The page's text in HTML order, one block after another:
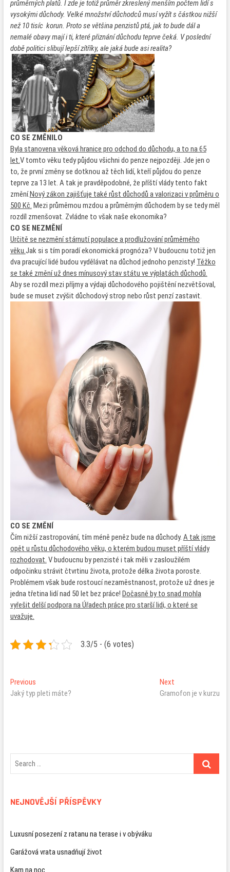
průměrných platů. I zde je totiž průměr zkreslený menším počtem lidí s
vysokými důchody. Velké množství důchodců musí vyžít s částkou nižší
než 10 tisíc korun. Proto se většina penzistů ptá, jak to bude dál a
nemalé obavy mají i ti, které přiznání důchodu teprve čeká. V poslední
době politici slibují lepší zítříky, ale jaká bude asi realita?
CO SE ZMĚNILO
Byla stanovena věková hranice pro odchod do důchodu, a to na 65
let.V tomto věku tedy půjdou všichni do penze nejpozději. Jde jen o
to, že první změny se dotknou až těch lidí, kteří půjdou do penze
teprve za 13 let. A tak je pravděpodobné, že příští vlády tento fakt
změní.Nový zákon zajišťuje také růst důchodů a valorizaci v průměru o
500 Kč. Mezi průměrnou mzdou a průměrným důchodem by se tedy měl
rozdíl zmenšovat. Zvládne to však naše ekonomika?
CO SE NEZMĚNÍ
Určitě se nezmění stárnutí populace a prodlužování průměrného
věku.Jak si s tím poradí ekonomická prognóza? V budoucnu totiž jen
dva pracující lidé budou vydělávat na důchod jednoho penzisty! Těžko
se také změní už dnes mínusový stav státu ve výplatách důchodů.
Aby se rozdíl mezi příjmy a výdaji důchodového pojištění nezvětšoval,
bude se muset zvýšit důchodový strop nebo růst penzí zastavit.
CO SE ZMĚNÍ
Čím nižší zastropování, tím méně peněz bude na důchody. A tak jsme
opět u růstu důchodového věku, o kterém budou muset příští vlády
rozhodovat. V budoucnu by penzisté i tak měli v zasloužilém
odpočinku strávit čtvrtinu života, protože délka života poroste.
Problémem však bude rostoucí nezaměstnanost, protože už dnes je
jedna třetina lidí nad 50 let bez práce! Dočasně by to snad mohla
vyřešit delší podpora na Úřadech práce pro starší lidi, o které se
uvažuje.
3.3/5 - (6 votes)
Navigace
pro
PreviousPrevious
post:
Jaký typ pleti máte?
Next
post:
Gramofon je v kurzu
NEJNOVĚJŠÍ PŘÍSPĚVKY
Luxusní posezení z ratanu na terase i v obýváku
Garážová vrata usnadňují život